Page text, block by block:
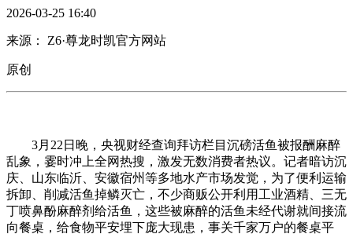
2026-03-25 16:40
来源： Z6·尊龙时凯官方网站
原创
3月22日晚，央视财经查询拜访栏目沉磅活鱼被报酬麻醉
乱象，霎时冲上全网热搜，激发无数消费者热议。记者暗访沉
庆、山东临沂、安徽宿州等多地水产市场发觉，为了便利运输
拆卸、削减活鱼掉鳞灭亡，不少商贩公开利用工业酒精、三无
丁喷鼻酚麻醉剂给活鱼，这些被麻醉的活鱼未经代谢就间接流
向餐桌，给食物平安埋下庞大现患，事关千家万户的餐桌平